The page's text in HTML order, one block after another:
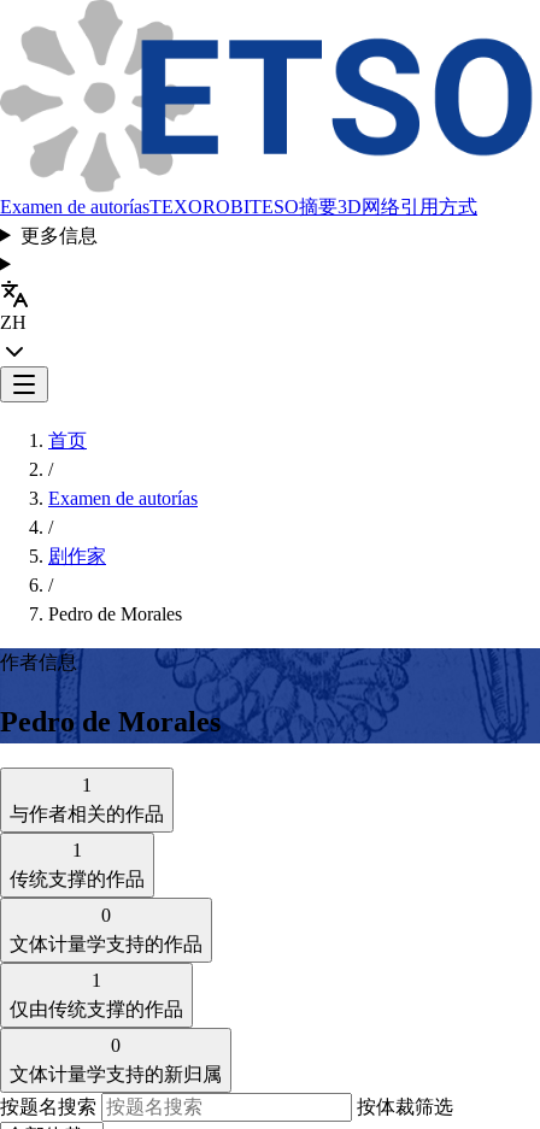
Examen de autoríasTEXOROBITESO摘要3D网络引用方式
更多信息
ZH
首页
/
Examen de autorías
/
剧作家
/
Pedro de Morales
作者信息
Pedro de Morales
1
与作者相关的作品
1
传统支撑的作品
0
文体计量学支持的作品
1
仅由传统支撑的作品
0
文体计量学支持的新归属
按题名搜索
按体裁筛选